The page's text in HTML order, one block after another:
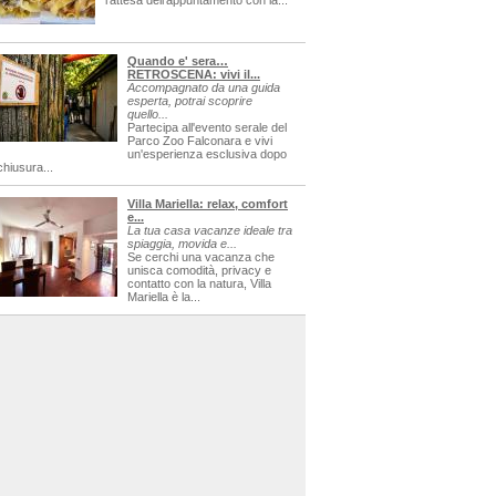
Quando e' sera…
RETROSCENA: vivi il...
Accompagnato da una guida
esperta, potrai scoprire
quello...
Partecipa all'evento serale del
Parco Zoo Falconara e vivi
un'esperienza esclusiva dopo
Villa Mariella: relax, comfort
e...
La tua casa vacanze ideale tra
spiaggia, movida e...
Se cerchi una vacanza che
unisca comodità, privacy e
contatto con la natura, Villa
Mariella è la...